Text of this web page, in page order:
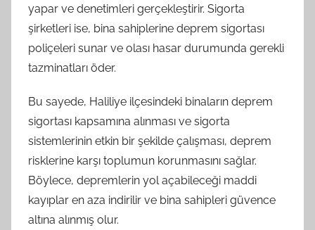
yapar ve denetimleri gerçekleştirir. Sigorta
şirketleri ise, bina sahiplerine deprem sigortası
poliçeleri sunar ve olası hasar durumunda gerekli
tazminatları öder.
Bu sayede, Haliliye ilçesindeki binaların deprem
sigortası kapsamına alınması ve sigorta
sistemlerinin etkin bir şekilde çalışması, deprem
risklerine karşı toplumun korunmasını sağlar.
Böylece, depremlerin yol açabileceği maddi
kayıplar en aza indirilir ve bina sahipleri güvence
altına alınmış olur.